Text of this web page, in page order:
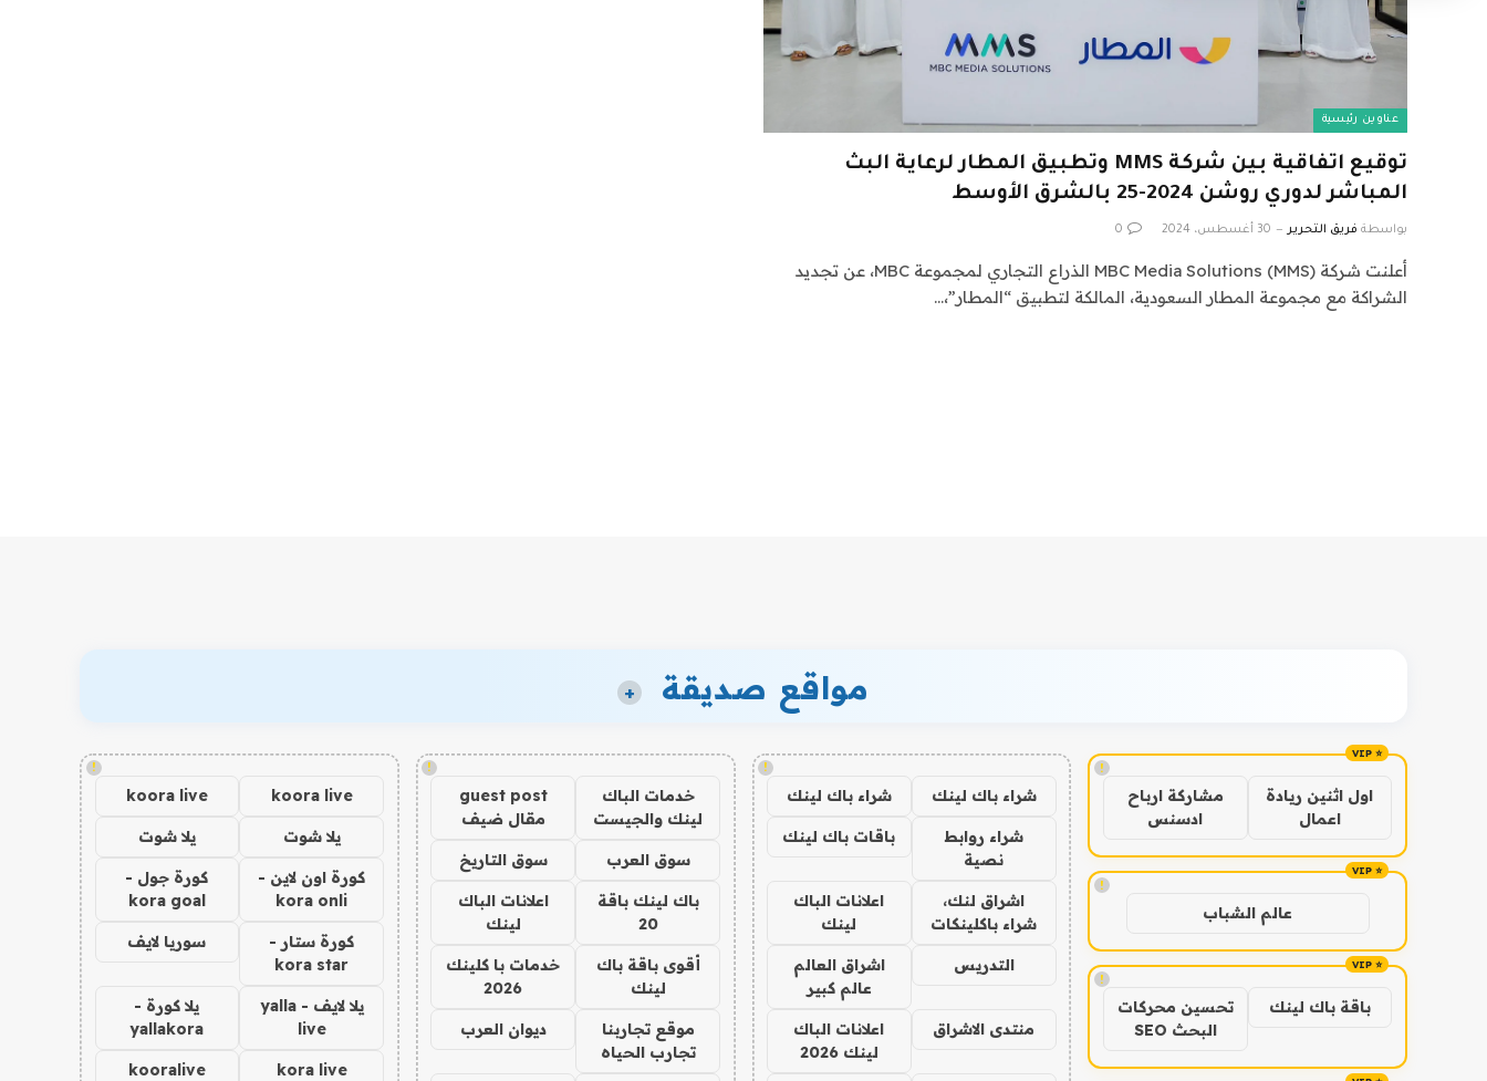
عناوين رئيسية
توقيع اتفاقية بين شركة MMS وتطبيق المطار لرعاية البث
المباشر لدوري روشن 2024-25 بالشرق الأوسط
بواسطة فريق التحرير 30 أغسطس، 2024 0
أعلنت شركة MBC Media Solutions (MMS) الذراع التجاري لمجموعة MBC، عن تجديد
الشراكة مع مجموعة المطار السعودية، المالكة لتطبيق “المطار”،…
مواقع صديقة +
!
اول اثنين ريادة
اعمال
مشاركة ارباح
ادسنس
!
عالم الشباب
!
باقة باك لينك
تحسين محركات
البحث SEO
!
شراء باك لينك شراء باك لينك
شراء روابط
نصية
باقات باك لينك
اشراق لنك،
شراء باكلينكات
اعلانات الباك
لينك
التدريس
اشراق العالم
عالم كبير
منتدى الاشراق
اعلانات الباك
لينك 2026
!
خدمات الباك
لينك والجيست
guest post
مقال ضيف
سوق العرب سوق التاريخ
باك لينك باقة
20
اعلانات الباك
لينك
أقوى باقة باك
لينك
خدمات با كلينك
2026
موقع تجاربنا
تجارب الحياه
ديوان العرب
!
koora live
koora live
يلا شوت يلا شوت
كورة اون لاين -
kora onli
كورة جول -
kora goal
كورة ستار -
kora star
سوريا لايف
يلا لايف - yalla
live
يلا كورة -
yallakora
kora live
kooralive